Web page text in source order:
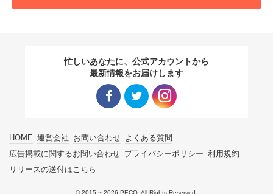
忙しいあなたに、公式アカウントから
最新情報をお届けします
HOME 運営会社 お問い合わせ よくある質問
広告掲載に関するお問い合わせ プライバシーポリシー 利用規約
リリースの送付はこちら
© 2015 ~ 2026 PECO. All Rights Reserved.